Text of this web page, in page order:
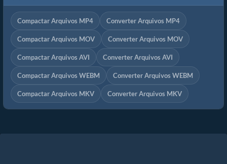
Compactar Arquivos MP4 Converter Arquivos MP4
Compactar Arquivos MOV Converter Arquivos MOV
Compactar Arquivos AVI Converter Arquivos AVI
Compactar Arquivos WEBM Converter Arquivos WEBM
Compactar Arquivos MKV Converter Arquivos MKV